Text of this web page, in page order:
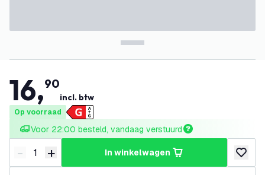
16,90
incl. btw
Op voorraad
Voor 22:00 besteld, vandaag verstuurd
Verminder hoeveelheid
- Verhoog hoeveelheid
+ in winkelwagen